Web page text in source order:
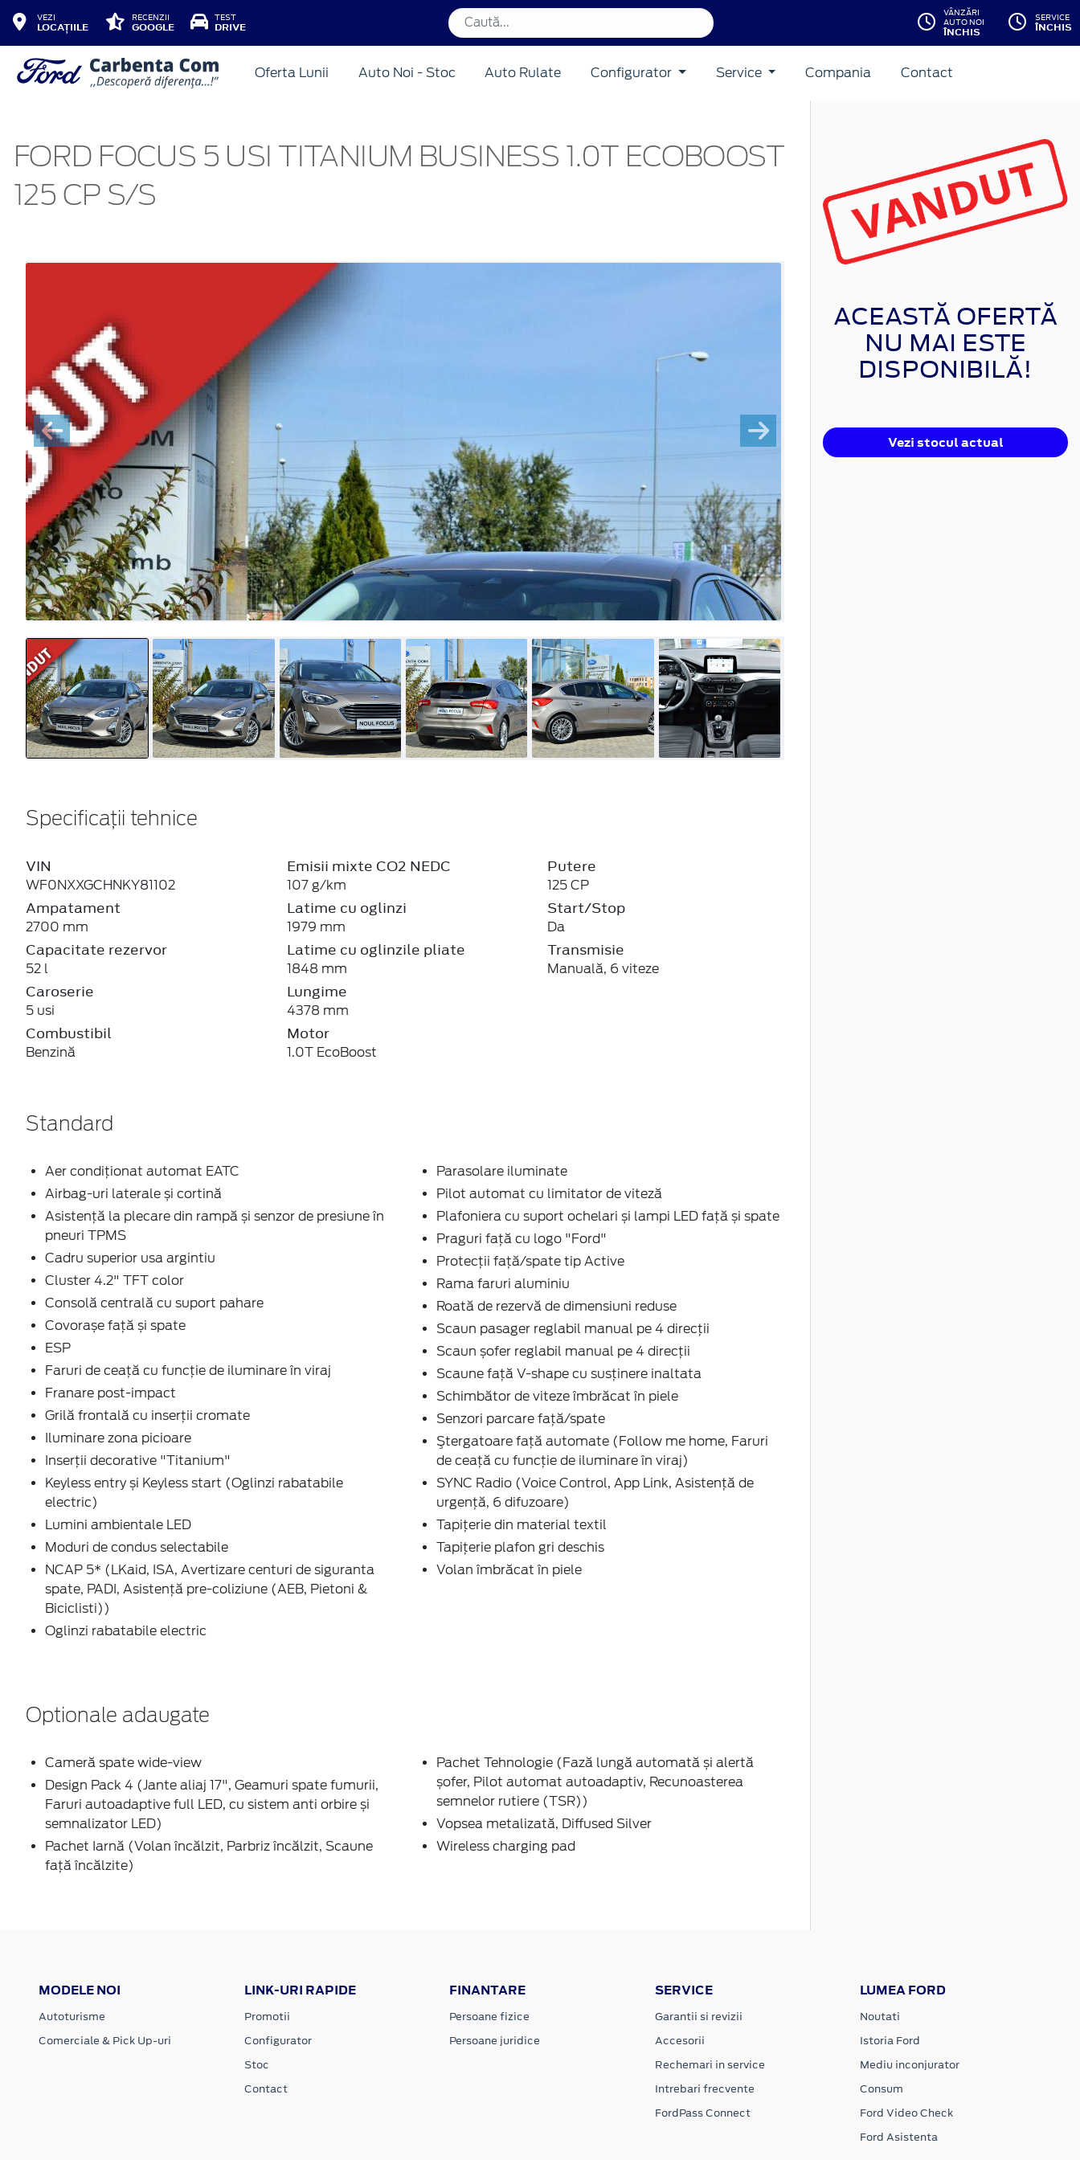
VEZI
LOCAȚIILE
RECENZII
GOOGLE
TEST
DRIVE
VÂNZĂRI
AUTO NOI
ÎNCHIS
SERVICE
ÎNCHIS
Oferta Lunii Auto Noi - Stoc Auto Rulate Configurator Service Compania Contact
FORD FOCUS 5 USI TITANIUM BUSINESS 1.0T ECOBOOST
125 CP S/S
Specificații tehnice
VIN
WF0NXXGCHNKY81102
Ampatament
2700 mm
Capacitate rezervor
52 l
Caroserie
5 usi
Combustibil
Benzină
Emisii mixte CO2 NEDC
107 g/km
Latime cu oglinzi
1979 mm
Latime cu oglinzile pliate
1848 mm
Lungime
4378 mm
Motor
1.0T EcoBoost
Putere
125 CP
Start/Stop
Da
Transmisie
Manuală, 6 viteze
Standard
Aer condiţionat automat EATC
Airbag-uri laterale și cortină
Asistență la plecare din rampă și senzor de presiune în
pneuri TPMS
Cadru superior usa argintiu
Cluster 4.2" TFT color
Consolă centrală cu suport pahare
Covorașe față și spate
ESP
Faruri de ceaţă cu funcţie de iluminare în viraj
Franare post-impact
Grilă frontală cu inserţii cromate
Iluminare zona picioare
Inserţii decorative "Titanium"
Keyless entry și Keyless start (Oglinzi rabatabile
electric)
Lumini ambientale LED
Moduri de condus selectabile
NCAP 5* (LKaid, ISA, Avertizare centuri de siguranta
spate, PADI, Asistență pre-coliziune (AEB, Pietoni &
Biciclisti))
Oglinzi rabatabile electric
Parasolare iluminate
Pilot automat cu limitator de viteză
Plafoniera cu suport ochelari și lampi LED față și spate
Praguri față cu logo "Ford"
Protecţii faţă/spate tip Active
Rama faruri aluminiu
Roată de rezervă de dimensiuni reduse
Scaun pasager reglabil manual pe 4 direcţii
Scaun șofer reglabil manual pe 4 direcţii
Scaune față V-shape cu susţinere inaltata
Schimbător de viteze îmbrăcat în piele
Senzori parcare faţă/spate
Ştergatoare față automate (Follow me home, Faruri
de ceaţă cu funcţie de iluminare în viraj)
SYNC Radio (Voice Control, App Link, Asistență de
urgenţă, 6 difuzoare)
Tapițerie din material textil
Tapițerie plafon gri deschis
Volan îmbrăcat în piele
Optionale adaugate
Cameră spate wide-view
Design Pack 4 (Jante aliaj 17", Geamuri spate fumurii,
Faruri autoadaptive full LED, cu sistem anti orbire și
semnalizator LED)
Pachet Iarnă (Volan încălzit, Parbriz încălzit, Scaune
față încălzite)
Pachet Tehnologie (Fază lungă automată și alertă
șofer, Pilot automat autoadaptiv, Recunoasterea
semnelor rutiere (TSR))
Vopsea metalizată, Diffused Silver
Wireless charging pad
ACEASTĂ OFERTĂ
NU MAI ESTE
DISPONIBILĂ!
Vezi stocul actual
MODELE NOI
Autoturisme
Comerciale & Pick Up-uri
LINK-URI RAPIDE
Promotii
Configurator
Stoc
Contact
FINANTARE
Persoane fizice
Persoane juridice
SERVICE
Garantii si revizii
Accesorii
Rechemari in service
Intrebari frecvente
FordPass Connect
LUMEA FORD
Noutati
Istoria Ford
Mediu inconjurator
Consum
Ford Video Check
Ford Asistenta